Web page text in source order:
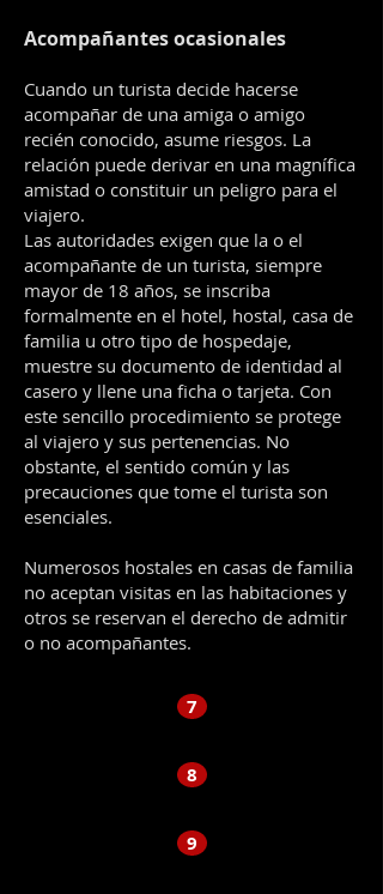
7
8
9
Acompañantes ocasionales
Cuando un turista decide hacerse
acompañar de una amiga o amigo
recién conocido, asume riesgos. La
relación puede derivar en una magnífica
amistad o constituir un peligro para el
viajero.
Las autoridades exigen que la o el
acompañante de un turista, siempre
mayor de 18 años, se inscriba
formalmente en el hotel, hostal, casa de
familia u otro tipo de hospedaje,
muestre su documento de identidad al
casero y llene una ficha o tarjeta. Con
este sencillo procedimiento se protege
al viajero y sus pertenencias. No
obstante, el sentido común y las
precauciones que tome el turista son
esenciales.
Numerosos hostales en casas de familia
no aceptan visitas en las habitaciones y
otros se reservan el derecho de admitir
o no acompañantes.